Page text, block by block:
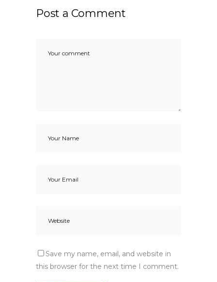
Post a Comment
Save my name, email, and website in
this browser for the next time I comment.